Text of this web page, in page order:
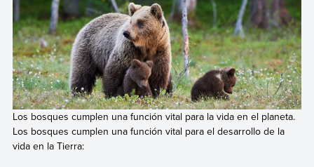
Los bosques cumplen una función vital para la vida en el planeta.
Los bosques cumplen una función vital para el desarrollo de la
vida en la Tierra: